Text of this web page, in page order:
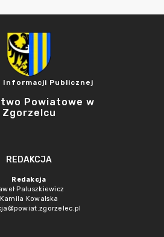
Informacji Publicznej
Powiatowe w
Zgorzelcu
REDAKCJA
Redakcja
Paluszkiewicz
Kamila Kowalska